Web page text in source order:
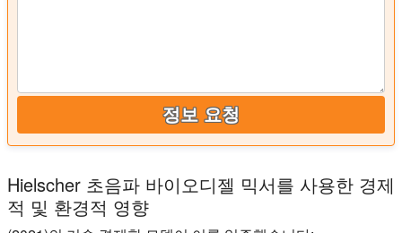
정보 요청
Hielscher 초음파 바이오디젤 믹서를 사용한 경제
적 및 환경적 영향